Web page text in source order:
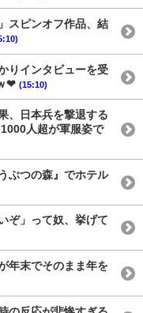
スピンオフ作品、結
りインタビューを受
❤ (15:10)
、日本兵を撃退する
人超が軍服姿で
ぶつの森』でホテル
ぞ」って奴、挙げて
年末でそのまま年を